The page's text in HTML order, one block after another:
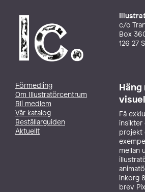
c/o
Box
126 27
Förmedling
Om Illustratörcentrum
Bli medlem
Vår katalog
Beställarguiden
Aktuellt
Häng
Få
insikter
projekt
mellan
inkorg
brev